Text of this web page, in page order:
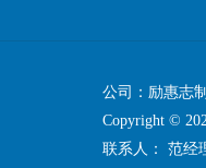
公司：励惠志
Copyright ©
联系人： 范